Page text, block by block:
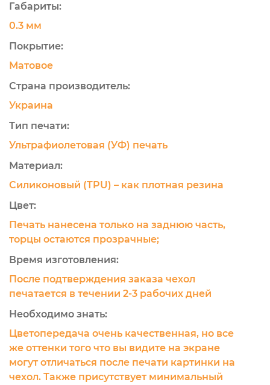
Габариты:
0.3 мм
Покрытие:
Матовое
Страна производитель:
Украина
Тип печати:
Ультрафиолетовая (УФ) печать
Материал:
Силиконовый (TPU) – как плотная резина
Цвет:
Печать нанесена только на заднюю часть,
торцы остаются прозрачные;
Время изготовления:
После подтверждения заказа чехол
печатается в течении 2-3 рабочих дней
Необходимо знать:
Цветопередача очень качественная, но все
же оттенки того что вы видите на экране
могут отличаться после печати картинки на
чехол. Также присутствует минимальный